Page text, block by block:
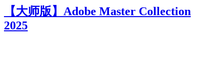
【大师版】Adobe Master Collection
2025